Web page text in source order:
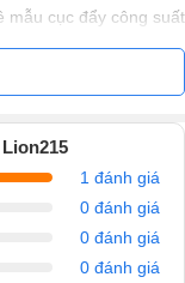
mẫu cục đẩy công suất
đầu trong các bộ dàn
1 đánh giá
0 đánh giá
0 đánh giá
0 đánh giá